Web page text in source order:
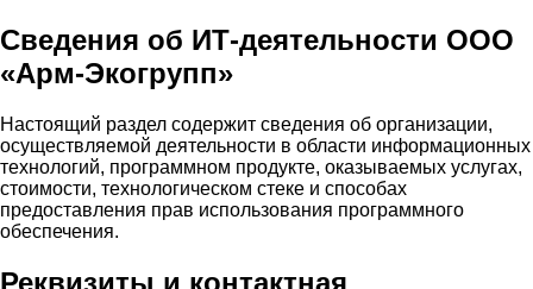
Сведения об ИТ-деятельности ООО
«Арм-Экогрупп»
Настоящий раздел содержит сведения об организации,
осуществляемой деятельности в области информационных
технологий, программном продукте, оказываемых услугах,
стоимости, технологическом стеке и способах
предоставления прав использования программного
обеспечения.
Реквизиты и контактная